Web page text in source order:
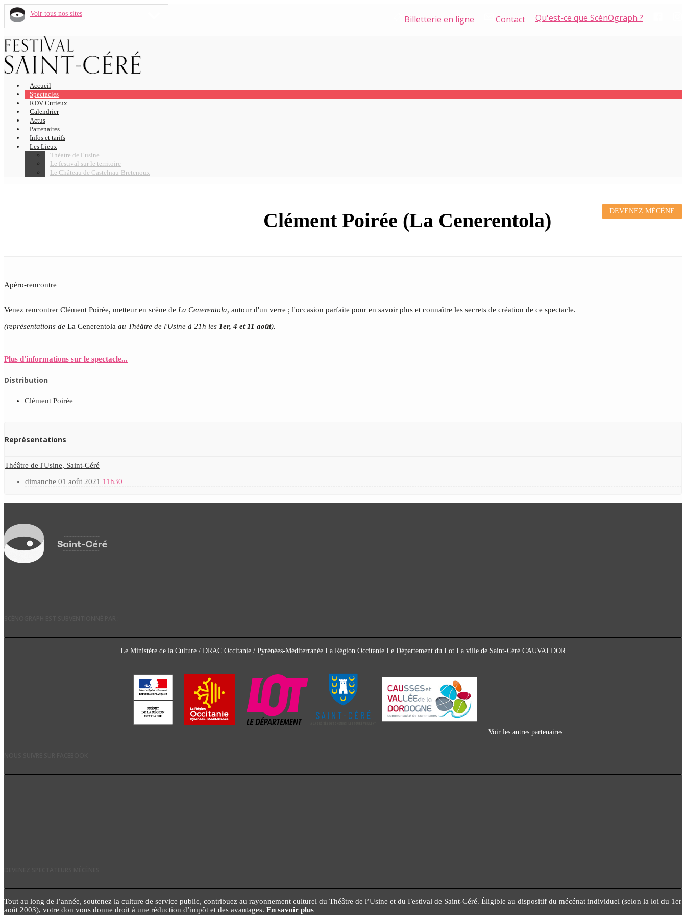
Voir tous nos sites
Billetterie en ligne Contact Qu'est-ce que ScénOgraph ?
Accueil
Spectacles
RDV Curieux
Calendrier
Actus
Partenaires
Infos et tarifs
Les Lieux
Théatre de l’usine
Le festival sur le territoire
Le Château de Castelnau-Bretenoux
DEVENEZ MÉCÈNE
Clément Poirée (La Cenerentola)
Apéro-rencontre
Venez rencontrer Clément Poirée, metteur en scène de La Cenerentola, autour d'un verre ; l'occasion parfaite pour en savoir plus et connaître les secrets de création de ce spectacle.
(représentations de La Cenerentola au Théâtre de l'Usine à 21h les 1er, 4 et 11 août).
Plus d'informations sur le spectacle...
Distribution
Clément Poirée
Représentations
Théâtre de l'Usine, Saint-Céré
dimanche 01 août 2021 11h30
Le Ministère de la Culture / DRAC Occitanie / Pyrénées-Méditerranée La Région Occitanie Le Département du Lot La ville de Saint-Céré CAUVALDOR
Voir les autres partenaires
Tout au long de l’année, soutenez la culture de service public, contribuez au rayonnement culturel du Théâtre de l’Usine et du Festival de Saint-Céré. Éligible au dispositif du mécénat individuel (selon la loi du 1er
août 2003), votre don vous donne droit à une réduction d’impôt et des avantages. En savoir plus